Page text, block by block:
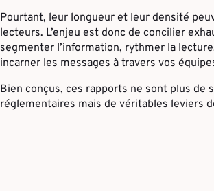
Pourtant, leur longueur et leur densité
lecteurs. L’enjeu est donc de concilier
segmenter l’information, rythmer la
incarner les messages à travers vos
Bien conçus, ces rapports ne sont plus de
réglementaires mais de véritables leviers